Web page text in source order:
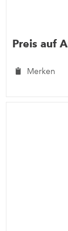
Preis auf
Merken